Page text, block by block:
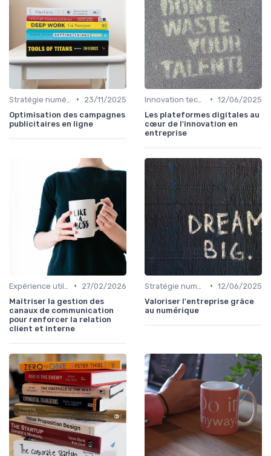
•
23/11/2025
Optimisation des campagnes
publicitaires en ligne
• 12/06/2025
Les plateformes digitales au
cœur de l'innovation en
entreprise
•
27/02/2026
Maîtriser la gestion des
canaux de communication
pour renforcer la relation
client et interne
• 12/06/2025
Valoriser l'entreprise grâce
au numérique